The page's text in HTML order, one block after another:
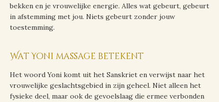
bekken en je vrouwelijke energie. Alles wat gebeurt, gebeurt
in afstemming met jou. Niets gebeurt zonder jouw
toestemming.
Wat Yoni massage betekent
Het woord Yoni komt uit het Sanskriet en verwijst naar het
vrouwelijke geslachtsgebied in zijn geheel. Niet alleen het
fysieke deel, maar ook de gevoelslaag die ermee verbonden